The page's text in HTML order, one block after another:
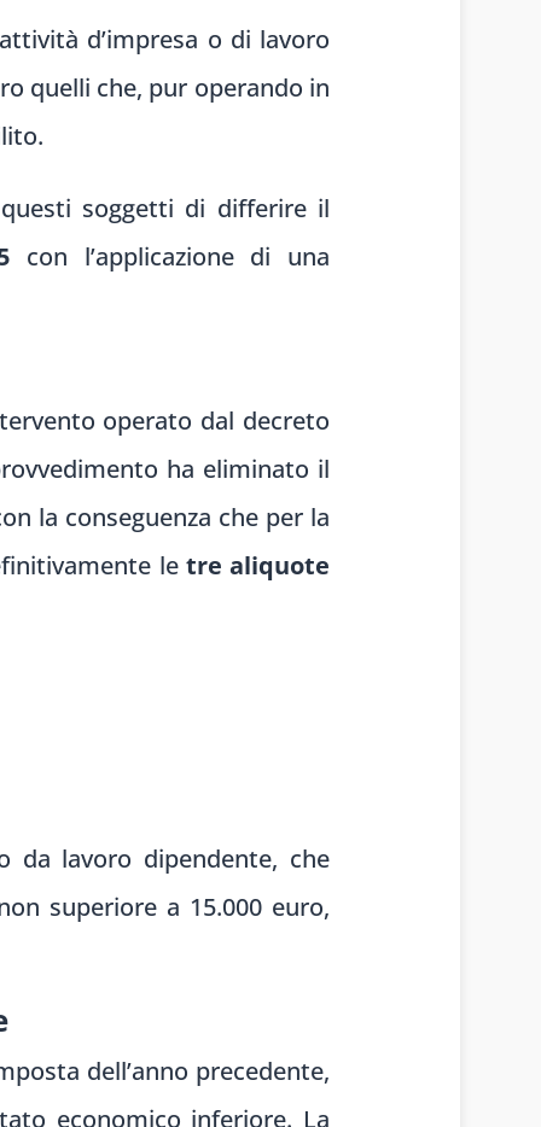
d’impresa o di lavoro
quelli che, pur operando in
soggetti di differire il
con l’applicazione di una
operato dal decreto
ha eliminato il
la conseguenza che per la
le tre aliquote
da lavoro dipendente, che
superiore a 15.000 euro,
dell’anno precedente,
economico inferiore. La